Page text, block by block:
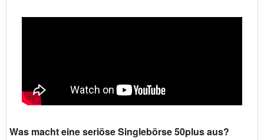
Was macht eine seriöse Singlebörse 50plus aus?